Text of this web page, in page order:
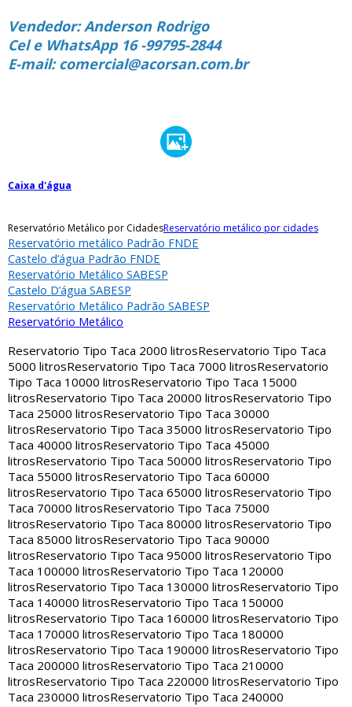
Vendedor: Anderson Rodrigo
Cel e WhatsApp 16 -99795-2844
E-mail: comercial@acorsan.com.br
Caixa d'água
Reservatório Metálico por CidadesReservatório metálico por cidades
Reservatório metálico Padrão FNDE
Castelo d’água Padrão FNDE
Reservatório Metálico SABESP
Castelo D’água SABESP
Reservatório Metálico Padrão SABESP
Reservatório Metálico
Reservatorio Tipo Taca 2000 litrosReservatorio Tipo Taca
5000 litrosReservatorio Tipo Taca 7000 litrosReservatorio
Tipo Taca 10000 litrosReservatorio Tipo Taca 15000
litrosReservatorio Tipo Taca 20000 litrosReservatorio Tipo
Taca 25000 litrosReservatorio Tipo Taca 30000
litrosReservatorio Tipo Taca 35000 litrosReservatorio Tipo
Taca 40000 litrosReservatorio Tipo Taca 45000
litrosReservatorio Tipo Taca 50000 litrosReservatorio Tipo
Taca 55000 litrosReservatorio Tipo Taca 60000
litrosReservatorio Tipo Taca 65000 litrosReservatorio Tipo
Taca 70000 litrosReservatorio Tipo Taca 75000
litrosReservatorio Tipo Taca 80000 litrosReservatorio Tipo
Taca 85000 litrosReservatorio Tipo Taca 90000
litrosReservatorio Tipo Taca 95000 litrosReservatorio Tipo
Taca 100000 litrosReservatorio Tipo Taca 120000
litrosReservatorio Tipo Taca 130000 litrosReservatorio Tipo
Taca 140000 litrosReservatorio Tipo Taca 150000
litrosReservatorio Tipo Taca 160000 litrosReservatorio Tipo
Taca 170000 litrosReservatorio Tipo Taca 180000
litrosReservatorio Tipo Taca 190000 litrosReservatorio Tipo
Taca 200000 litrosReservatorio Tipo Taca 210000
litrosReservatorio Tipo Taca 220000 litrosReservatorio Tipo
Taca 230000 litrosReservatorio Tipo Taca 240000